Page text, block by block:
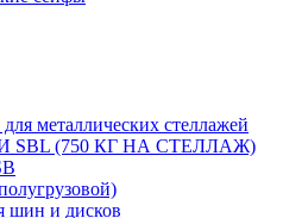
металлических стеллажей
SBL (750 КГ НА СТЕЛЛАЖ)
шин и дисков